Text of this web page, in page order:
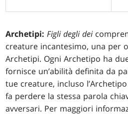
Archetipi: Figli degli dei
creature incantesimo, una per
Archetipi. Ogni Archetipo ha
fornisce un’abilità definita da
tue creature, incluso
fa perdere la stessa parola
avversari. Per maggiori